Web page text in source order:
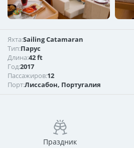
Яхта:Sailing Catamaran
Тип:Парус
Длина:42 ft
Год:2017
Пассажиров:12
Порт:Лиссабон, Португалия
Праздник